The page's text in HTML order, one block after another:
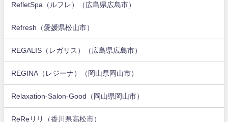
RefletSpa（ルフレ）（広島県広島市）
Refresh（愛媛県松山市）
REGALIS（レガリス）（広島県広島市）
REGINA（レジーナ）（岡山県岡山市）
Relaxation-Salon-Good（岡山県岡山市）
ReReリリ（香川県高松市）